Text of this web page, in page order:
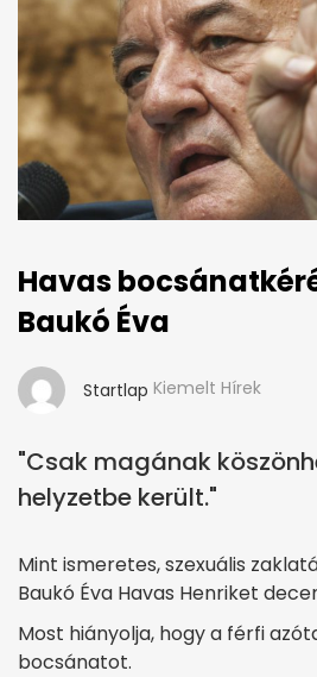
Havas
Baukó Éva
Startlap Kiemelt Hírek
"Csak magának
helyzetbe került."
Mint ismeretes, szexuális
Baukó Éva Havas Henriket
Most hiányolja, hogy a férfi
bocsánatot.